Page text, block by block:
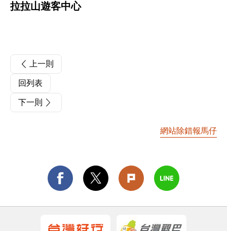
拉拉山遊客中心
上一則
回列表
下一則
網站除錯報馬仔